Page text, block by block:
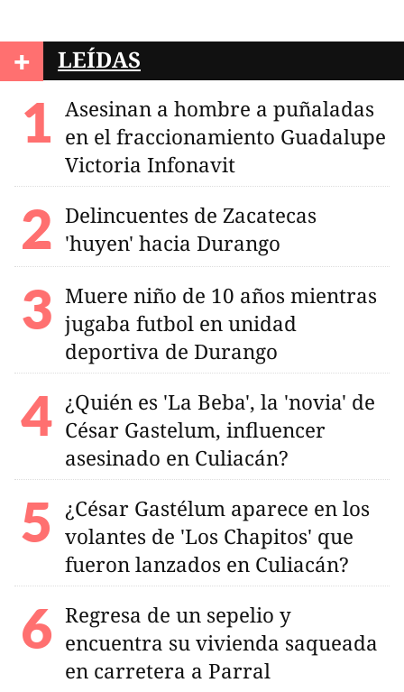
+ LEÍDAS
Asesinan a hombre a puñaladas
en el fraccionamiento Guadalupe
Victoria Infonavit
Delincuentes de Zacatecas
'huyen' hacia Durango
Muere niño de 10 años mientras
jugaba futbol en unidad
deportiva de Durango
¿Quién es 'La Beba', la 'novia' de
César Gastelum, influencer
asesinado en Culiacán?
¿César Gastélum aparece en los
volantes de 'Los Chapitos' que
fueron lanzados en Culiacán?
Regresa de un sepelio y
encuentra su vivienda saqueada
en carretera a Parral